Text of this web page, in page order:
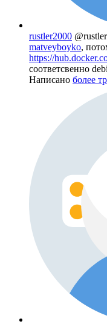
rustler2000
matveyboyko,
https://
соответсвенно
Написано более